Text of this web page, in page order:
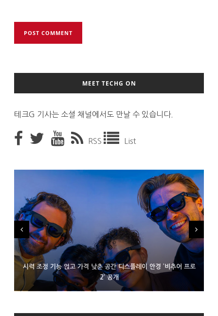
MEET TECHG ON
테크G 기사는 소셜 채널에서도 만날 수 있습니다.
RSS List
시력 조정 기능 얹고 가격 낮춘 공간 디스플레이 안경 ‘비추어 프로
2’ 공개
D램 부족에 10억달러어치 아이폰18 프로세서 패키징 대기 중
300~400달러 반지형 스피커 준비하는 오픈AI